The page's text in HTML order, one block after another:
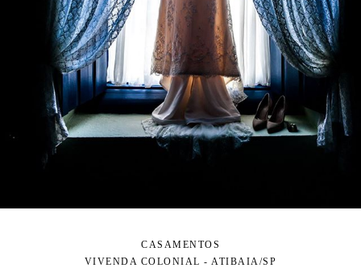
CASAMENTOS
VIVENDA COLONIAL - ATIBAIA/SP